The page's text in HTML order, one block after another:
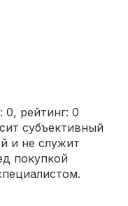
0, рейтинг: 0
субъективный
и не служит
покупкой